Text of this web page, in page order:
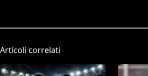
Articoli correlati